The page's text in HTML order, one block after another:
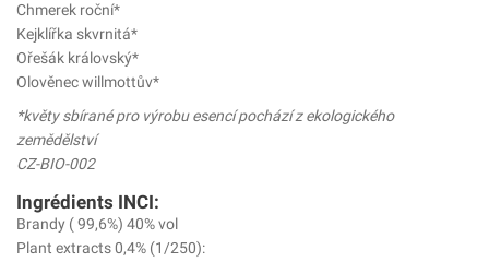
Chmerek roční*
Kejklířka skvrnitá*
Ořešák královský*
Olověnec willmottův*
*květy sbírané pro výrobu esencí pochází z ekologického
zemědělství
CZ-BIO-002
Ingrédients INCI:
Brandy ( 99,6%) 40% vol
Plant extracts 0,4% (1/250):